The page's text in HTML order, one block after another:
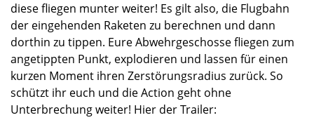
diese fliegen munter weiter! Es gilt also, die Flugbahn
der eingehenden Raketen zu berechnen und dann
dorthin zu tippen. Eure Abwehrgeschosse fliegen zum
angetippten Punkt, explodieren und lassen für einen
kurzen Moment ihren Zerstörungsradius zurück. So
schützt ihr euch und die Action geht ohne
Unterbrechung weiter! Hier der Trailer: